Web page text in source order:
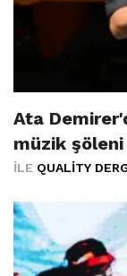
Ata
müzik şöleni
İLE QUALITY